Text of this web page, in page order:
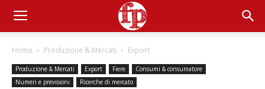
Home Produzione & Mercati Export
Produzione & Mercati Export Fiere
Consumi & consumatore
Numeri e previsioni
Ricerche di mercato